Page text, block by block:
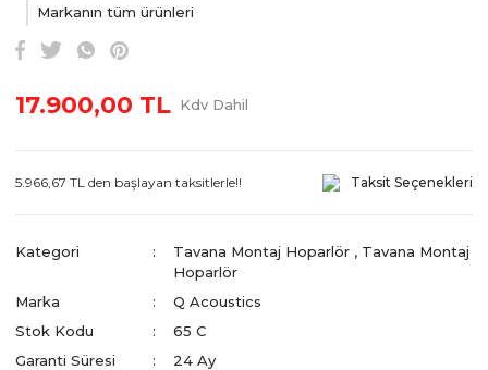
Markanın tüm ürünleri
17.900,00 TL Kdv Dahil
5.966,67 TL den başlayan taksitlerle!! Taksit Seçenekleri
Kategori Tavana Montaj Hoparlör , Tavana Montaj
Hoparlör
Marka
Q Acoustics
Stok Kodu
65 C
Garanti Süresi
24 Ay